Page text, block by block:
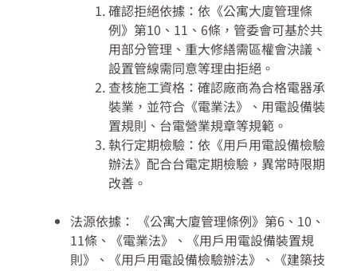
確認拒絕依據 ：依《公寓大廈管理條
例》第10、11、6條，管委會可基於共
用部分管理、重大修繕需區權會決議、
設置管線需同意等理由拒絕。
查核施工資格：確認廠商為合格電器承
裝業，並符合《電業法》、用電設備裝
置規則、台電營業規章等規範。
執行定期檢驗 ：依《用戶用電設備檢驗
辦法》配合台電定期檢驗，異常時限期
改善。
法源依據：
《公寓大廈管理條例》第6、10、
11條、《電業法》、《用戶用電設備裝置規
則》、《用戶用電設備檢驗辦法》、《建築技